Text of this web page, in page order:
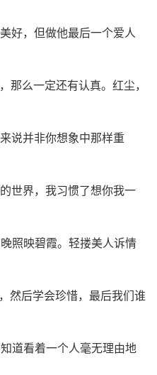
好，但做他最后一个爱人
那么一定还有认真。红尘，
说并非你想象中那样重
世界，我习惯了想你我一
照映碧霞。轻搂美人诉情
然后学会珍惜，最后我们谁
道看着一个人毫无理由地